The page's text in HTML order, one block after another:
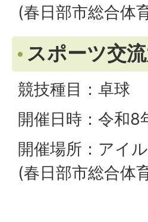
(春日部市総合体
スポーツ交
競技種目：卓球
開催日時：令和8
開催場所：アイ
(春日部市総合体